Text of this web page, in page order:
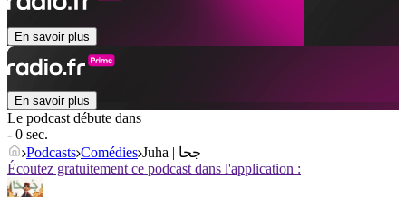
En savoir plus
En savoir plus
Le podcast débute dans
- 0 sec.
Podcasts Comédies
Juha | جحا
Écoutez gratuitement ce podcast dans l'application :